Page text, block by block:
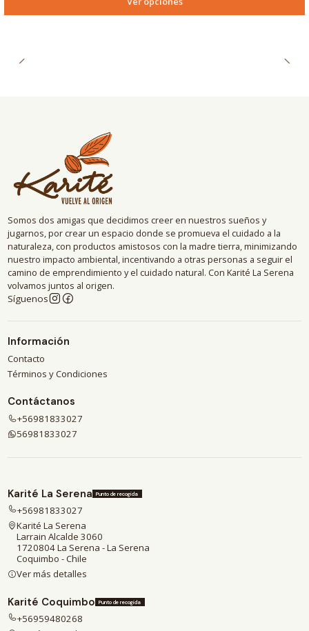
Somos dos amigas que decidimos creer en nuestros sueños y
jugarnos, por crear un espacio donde se promueva el cuidado a la
naturaleza, con productos amistosos con la madre tierra, minimizando
nuestro impacto ambiental, incentivando a otras personas a seguir el
camino de emprendimiento y el cuidado natural. Con Karité La Serena
volvamos juntos al origen.
Síguenos
Información
Contacto
Términos y Condiciones
Contáctanos
+56981833027
56981833027
Karité La Serena Punto de recogida
+56981833027
Karité La Serena
Larrain Alcalde 3060
1720804 La Serena - La Serena
Coquimbo - Chile
Ver más detalles
Karité Coquimbo Punto de recogida
+56959480268